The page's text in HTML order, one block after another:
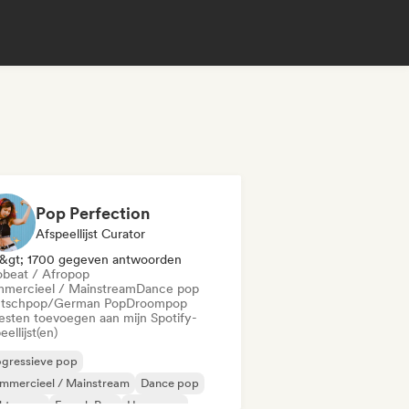
Pop Perfection
Afspeellijst Curator
1700 gegeven antwoorden
/ Afropop
/ MainstreamDance pop
German PopDroompop
toevoegen aan mijn Spotify-
pop
/ Mainstream
Dance pop
French Pop Hyperpop